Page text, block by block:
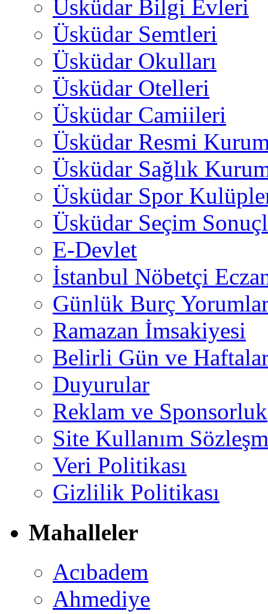
Üsküdar Bilgi Evleri
Üsküdar Semtleri
Üsküdar Okulları
Üsküdar Otelleri
Üsküdar Camiileri
Üsküdar Resmi
Üsküdar Sağlık
Üsküdar Spor
Üsküdar Seçim
E-Devlet
İstanbul Nöbetçi
Günlük Burç
Ramazan İmsakiyesi
Belirli Gün ve
Duyurular
Reklam ve Sponsorluk
Site Kullanım
Veri Politikası
Gizlilik Politikası
Mahalleler
Acıbadem
Ahmediye